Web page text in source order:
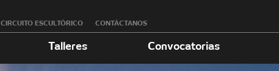
CIRCUITO ESCULTÓRICO CONTÁCTANOS
Talleres Convocatorias